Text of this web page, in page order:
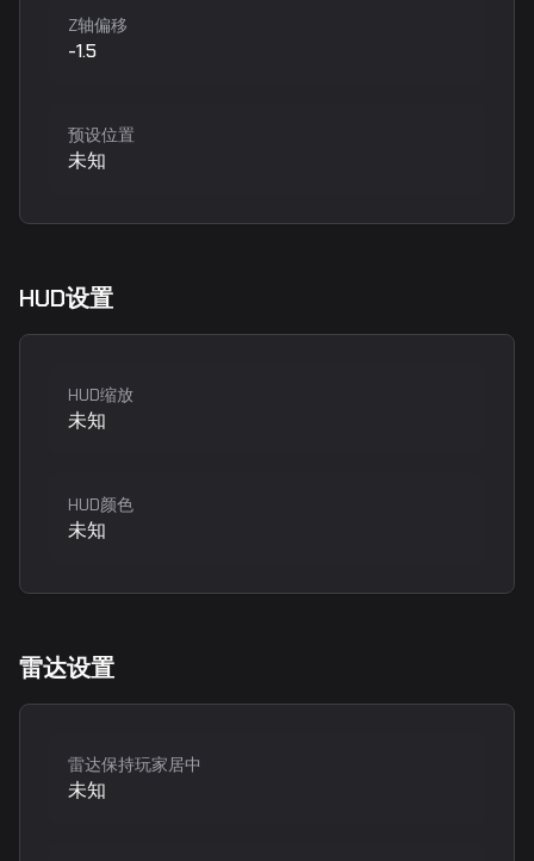
Z轴偏移
-1.5
预设位置
未知
HUD设置
HUD缩放
未知
HUD颜色
未知
雷达设置
雷达保持玩家居中
未知